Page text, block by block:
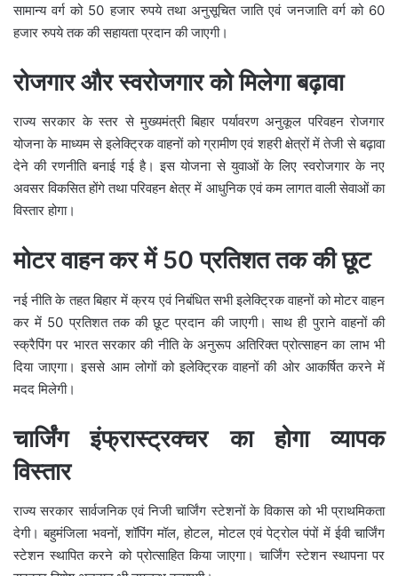
सामान्य वर्ग को 50 हजार रुपये तथा अनुसूचित जाति एवं जनजाति वर्ग को 60
हजार रुपये तक की सहायता प्रदान की जाएगी।
रोजगार और स्वरोजगार को मिलेगा बढ़ावा
राज्य सरकार के स्तर से मुख्यमंत्री बिहार पर्यावरण अनुकूल परिवहन रोजगार
योजना के माध्यम से इलेक्ट्रिक वाहनों को ग्रामीण एवं शहरी क्षेत्रों में तेजी से बढ़ावा
देने की रणनीति बनाई गई है। इस योजना से युवाओं के लिए स्वरोजगार के नए
अवसर विकसित होंगे तथा परिवहन क्षेत्र में आधुनिक एवं कम लागत वाली सेवाओं का
विस्तार होगा।
मोटर वाहन कर में 50 प्रतिशत तक की छूट
नई नीति के तहत बिहार में क्रय एवं निबंधित सभी इलेक्ट्रिक वाहनों को मोटर वाहन
कर में 50 प्रतिशत तक की छूट प्रदान की जाएगी। साथ ही पुराने वाहनों की
स्क्रैपिंग पर भारत सरकार की नीति के अनुरूप अतिरिक्त प्रोत्साहन का लाभ भी
दिया जाएगा। इससे आम लोगों को इलेक्ट्रिक वाहनों की ओर आकर्षित करने में
मदद मिलेगी।
चार्जिंग इंफ्रास्ट्रक्चर का होगा व्यापक
विस्तार
राज्य सरकार सार्वजनिक एवं निजी चार्जिंग स्टेशनों के विकास को भी प्राथमिकता
देगी। बहुमंजिला भवनों, शॉपिंग मॉल, होटल, मोटल एवं पेट्रोल पंपों में ईवी चार्जिंग
स्टेशन स्थापित करने को प्रोत्साहित किया जाएगा। चार्जिंग स्टेशन स्थापना पर